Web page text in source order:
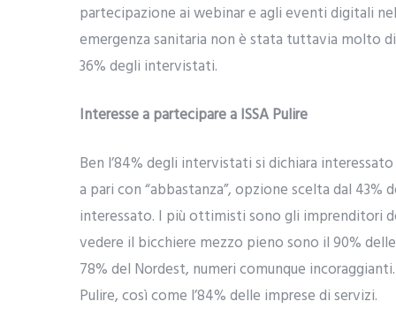
partecipazione ai webinar e agli eventi digitali
emergenza sanitaria non è stata tuttavia molto
36% degli intervistati.
Interesse a partecipare a ISSA Pulire
Ben l’84% degli intervistati si dichiara
a pari con “abbastanza”, opzione scelta dal
interessato. I più ottimisti sono gli imprenditori
vedere il bicchiere mezzo pieno sono il 90%
78% del Nordest, numeri comunque
Pulire, così come l’84% delle imprese di servizi.